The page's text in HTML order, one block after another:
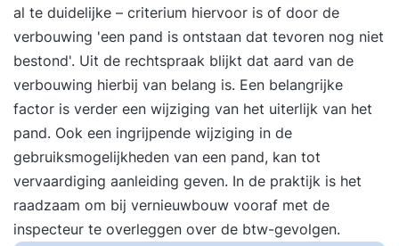
al te duidelijke – criterium hiervoor is of door de
verbouwing 'een pand is ontstaan dat tevoren nog niet
bestond'. Uit de rechtspraak blijkt dat aard van de
verbouwing hierbij van belang is. Een belangrijke
factor is verder een wijziging van het uiterlijk van het
pand. Ook een ingrijpende wijziging in de
gebruiksmogelijkheden van een pand, kan tot
vervaardiging aanleiding geven. In de praktijk is het
raadzaam om bij vernieuwbouw vooraf met de
inspecteur te overleggen over de btw-gevolgen.